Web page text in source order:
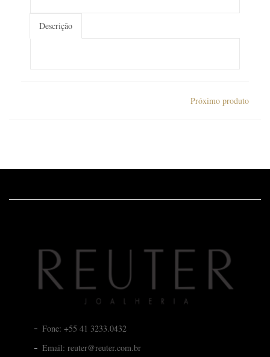
Descrição
Próximo produto
Fone: +55 41 3233.0432
Email: reuter@reuter.com.br